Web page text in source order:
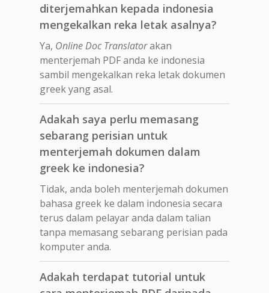
diterjemahkan kepada indonesia
mengekalkan reka letak asalnya?
Ya, Online Doc Translatorakan
menterjemah PDF anda ke indonesia
sambil mengekalkan reka letak dokumen
greek yang asal.
Adakah saya perlu memasang
sebarang perisian untuk
menterjemah dokumen dalam
greek ke indonesia?
Tidak, anda boleh menterjemah dokumen
bahasa greek ke dalam indonesia secara
terus dalam pelayar anda dalam talian
tanpa memasang sebarang perisian pada
komputer anda.
Adakah terdapat tutorial untuk